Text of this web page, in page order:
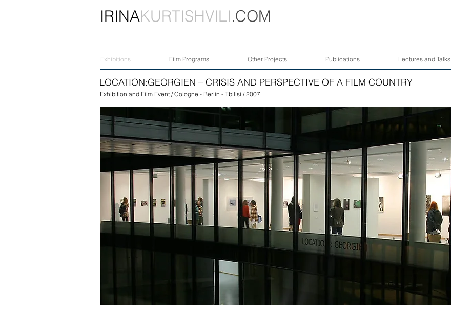
IRINAKURTISHVILI.COM
Exhibitions Film Programs Other Projects Publications Lectures and Talks
Exhibition and Film Event / Cologne - Berlin - Tbilisi / 2007
LOCATION:GEORGIEN – CRISIS AND PERSPECTIVE OF A FILM COUNTRY